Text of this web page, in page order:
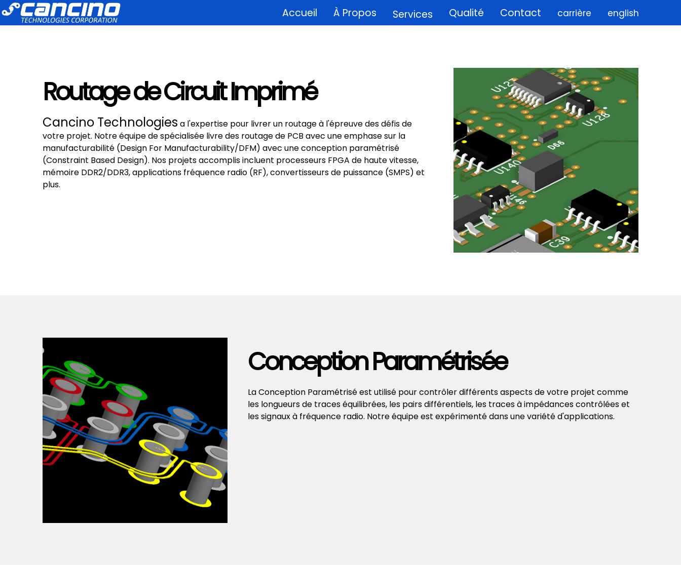
Accueil À Propos Services Qualité Contact carrière english
Routage de Circuit Imprimé
Cancino Technologies a l'expertise pour livrer un routage à l'épreuve des défis de
votre projet. Notre équipe de spécialisée livre des routage de PCB avec une emphase sur la
manufacturabilité (Design For Manufacturability/DFM) avec une conception paramétrisé
(Constraint Based Design). Nos projets accomplis incluent processeurs FPGA de haute vitesse,
mémoire DDR2/DDR3, applications fréquence radio (RF), convertisseurs de puissance (SMPS) et
plus.
Conception Paramétrisée
La Conception Paramétrisé est utilisé pour contrôler différents aspects de votre projet comme
les longueurs de traces équilibrées, les pairs différentiels, les traces à impédances contrôlées et
les signaux à fréquence radio. Notre équipe est expérimenté dans une variété d'applications.